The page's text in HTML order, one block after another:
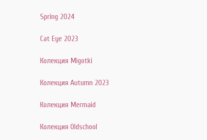
Spring 2024
Cat Eye 2023
Колекция Migotki
Колекция Autumn 2023
Колекция Mermaid
Колекция Oldschool